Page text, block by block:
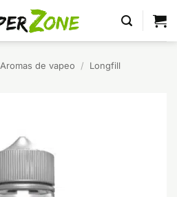
Aromas de vapeo / Longfill